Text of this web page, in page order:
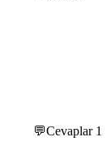
💬Cevaplar1